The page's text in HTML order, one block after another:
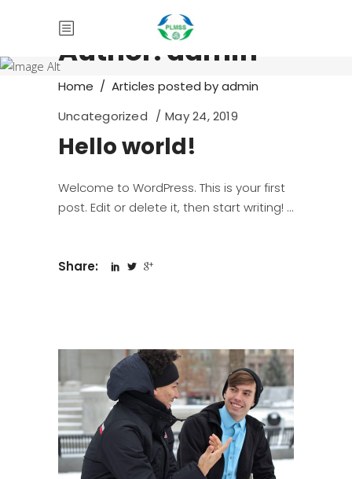
Author: admin
Home / Articles posted by admin
Uncategorized
May 24, 2019
Hello world!
Welcome to WordPress. This is your first
post. Edit or delete it, then start writing!
Share: